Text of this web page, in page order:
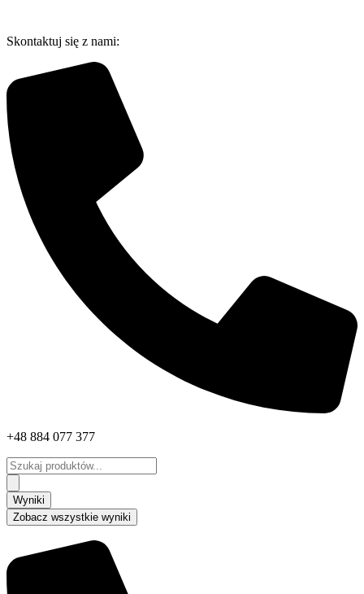
treści
Skontaktuj się z nami:
+48 884 077 377
Search
...
Wyniki
Zobacz wszystkie wyniki